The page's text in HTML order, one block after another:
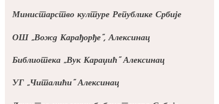
Министарство културе Републике Србије
ОШ „Вожд Карађорђе”, Алексинац
Библиотека „Вук Караџић” Алексинац
УГ „Читалићи” Алексинац